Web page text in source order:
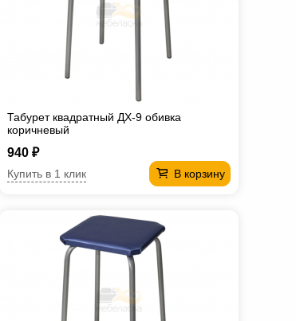
Табурет квадратный ДХ-9 обивка
коричневый
940 ₽
В корзину
Купить в 1 клик